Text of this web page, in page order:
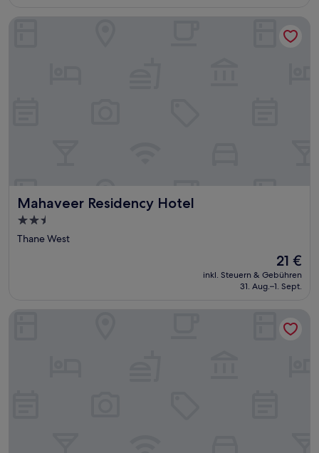
Mahaveer Residency Hotel
Mahaveer Residency Hotel
2.5-
Sterne-
Thane West
Der
Preis
beträgt
21 €
inkl. Steuern & Gebühren
31. Aug.–1. Sept.
Mahaveer Residency Hotel